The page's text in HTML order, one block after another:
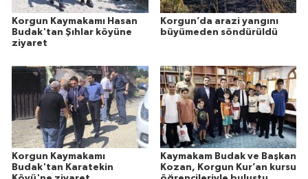
Korgun Kaymakamı Hasan
Budak'tan Şıhlar köyüne
ziyaret
Korgun’da arazi yangını
büyümeden söndürüldü
Korgun Kaymakamı
Budak'tan Karatekin
Kaymakam Budak ve Başkan
Kozan, Korgun Kur’an kursu